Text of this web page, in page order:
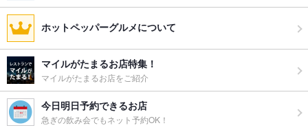
ホットペッパーグルメについて
マイルがたまるお店特集！
マイルがたまるお店をご紹介
今日明日予約できるお店
急ぎの飲み会でもネット予約OK！